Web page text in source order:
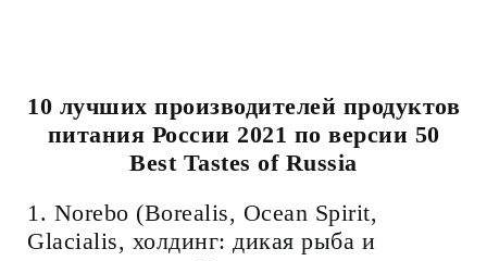
10 лучших производителей продуктов
питания России 2021 по версии 50
Best Tastes of Russia
1. Norebo (Borealis, Ocean Spirit,
Glacialis, холдинг: дикая рыба и